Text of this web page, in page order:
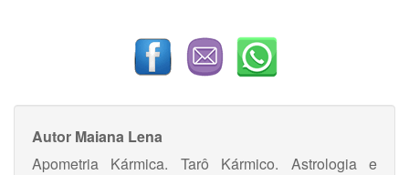
Autor Maiana Lena
Apometria Kármica. Tarô Kármico. Astrologia e